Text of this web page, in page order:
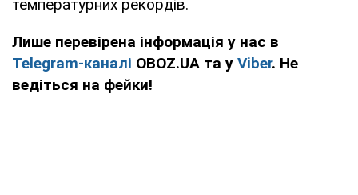
температурних рекордів.
Лише перевірена інформація у нас в
Telegram-каналі OBOZ.UA та у Viber. Не
ведіться на фейки!